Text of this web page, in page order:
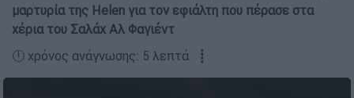
μαρτυρία της Helen για τον εφιάλτη που πέρασε στα
χέρια του Σαλάχ Αλ Φαγιέντ
🕛 χρόνος ανάγνωσης: 5 λεπτά ┋